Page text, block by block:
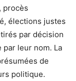
procès
élections justes
par décision
par leur nom. La
de
politique.